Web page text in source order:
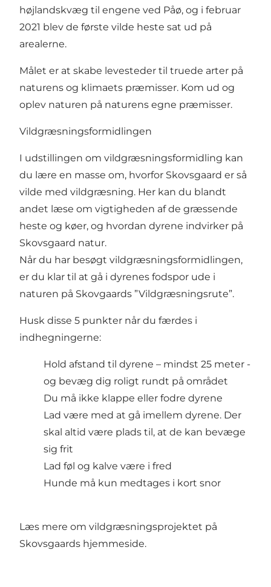
højlandskvæg til engene ved Påø, og i februar
2021 blev de første vilde heste sat ud på
arealerne.
Målet er at skabe levesteder til truede arter på
naturens og klimaets præmisser. Kom ud og
oplev naturen på naturens egne præmisser.
Vildgræsningsformidlingen
I udstillingen om vildgræsningsformidling kan
du lære en masse om, hvorfor Skovsgaard er så
vilde med vildgræsning. Her kan du blandt
andet læse om vigtigheden af de græssende
heste og køer, og hvordan dyrene indvirker på
Skovsgaard natur.
Når du har besøgt vildgræsningsformidlingen,
er du klar til at gå i dyrenes fodspor ude i
naturen på Skovgaards ”Vildgræsningsrute”.
Husk disse 5 punkter når du færdes i
indhegningerne:
Hold afstand til dyrene – mindst 25 meter -
og bevæg dig roligt rundt på området
Du må ikke klappe eller fodre dyrene
Lad være med at gå imellem dyrene. Der
skal altid være plads til, at de kan bevæge
sig frit
Lad føl og kalve være i fred
Hunde må kun medtages i kort snor
Læs mere om vildgræsningsprojektet på
Skovsgaards hjemmeside.